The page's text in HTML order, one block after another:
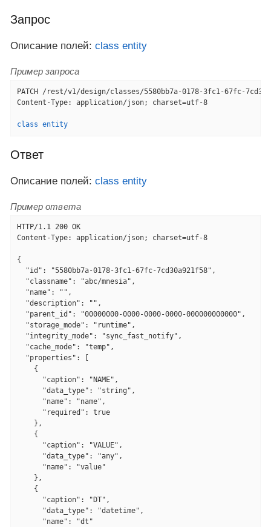
Запрос
Описание полей: class entity
Пример запроса
PATCH /rest/v1/design/classes/5580bb7a-0178-3fc1-67fc-
Content-Type: application/json; charset=utf-8
class entity
Ответ
Описание полей: class entity
Пример ответа
HTTP/1.1 200 OK
Content-Type: application/json; charset=utf-8
{
  "id": "5580bb7a-0178-3fc1-67fc-7cd30a921f58",
  "classname": "abc/mnesia",
  "name": "",
  "description": "",
  "parent_id": "00000000-0000-0000-0000-000000000000",
  "storage_mode": "runtime",
  "integrity_mode": "sync_fast_notify",
  "cache_mode": "temp",
  "properties": [
    {
      "caption": "NAME",
      "data_type": "string",
      "name": "name",
      "required": true
    },
    {
      "caption": "VALUE",
      "data_type": "any",
      "name": "value"
    },
    {
      "caption": "DT",
      "data_type": "datetime",
      "name": "dt"